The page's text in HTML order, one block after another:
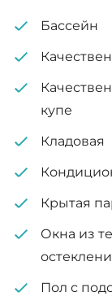
Пол с
Частный
Крытая
Незакрытая
Площадь
Бассейн
купе
Кладовая
Крытая
Окна из
Пол с